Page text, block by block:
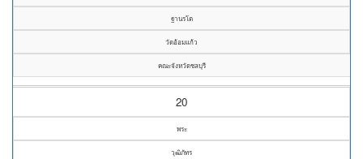
ฐานรโต
วัดอ้อมแก้ว
คณะจังหวัดชลบุรี
20
พระ
วุฒิภัทร